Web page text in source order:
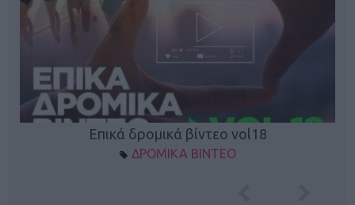
Επικά δρομικά βίντεο vol18
ΔΡΟΜΙΚΑ ΒΙΝΤΕΟ